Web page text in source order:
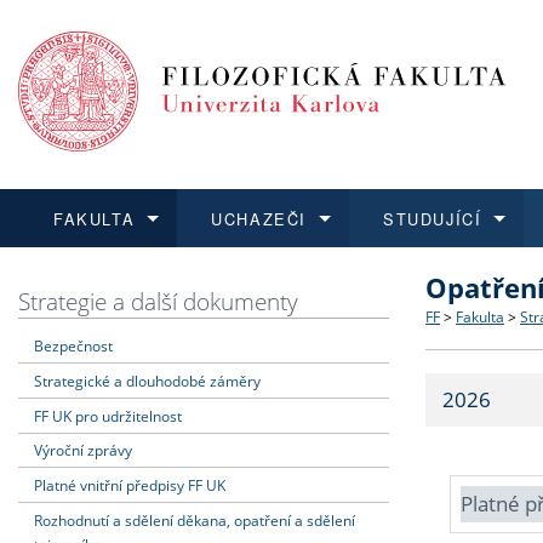
FAKULTA
Dozvědět se více
Struktura
Strategie
Fakultní
UCHAZEČI
Podat přihlášku
Co
Učitelské
STUDUJÍCÍ
Dozvědět se více
Dozvědět se více
O vědě a
Dozvědět se více
Aktuální
Strategie a další dokumenty
Bezpečnost
Strategické a dlouhodobé záměry
FF UK pro udržitelnost
Výroční zprávy
Platné vnitřní předpisy FF UK
Rozhodnutí a sdělení děkana, opatření a sdělení
FF > Fakulta >
2026
Platné